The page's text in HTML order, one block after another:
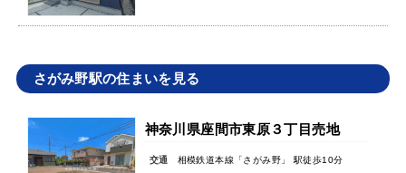
さがみ野駅の住まいを見る
神奈川県座間市東原３丁目売地
交通
相模鉄道本線「さがみ野」 駅徒歩10分